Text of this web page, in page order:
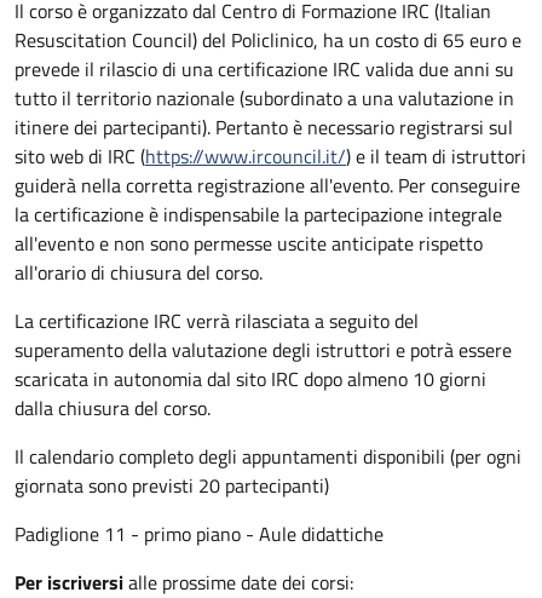
Il corso è organizzato dal Centro di Formazione IRC (Italian
Resuscitation Council) del Policlinico, ha un costo di 65 euro e
prevede il rilascio di una certificazione IRC valida due anni su
tutto il territorio nazionale (subordinato a una valutazione in
itinere dei partecipanti). Pertanto è necessario registrarsi sul
sito web di IRC (https://www.ircouncil.it/) e il team di istruttori
guiderà nella corretta registrazione all'evento. Per conseguire
la certificazione è indispensabile la partecipazione integrale
all'evento e non sono permesse uscite anticipate rispetto
all'orario di chiusura del corso.
La certificazione IRC verrà rilasciata a seguito del
superamento della valutazione degli istruttori e potrà essere
scaricata in autonomia dal sito IRC dopo almeno 10 giorni
dalla chiusura del corso.
Il calendario completo degli appuntamenti disponibili (per ogni
giornata sono previsti 20 partecipanti)
Padiglione 11 - primo piano - Aule didattiche
Per iscriversialle prossime date dei corsi: